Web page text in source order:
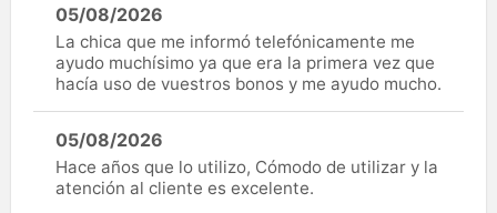
05/08/2026
La chica que me informó telefónicamente me
ayudo muchísimo ya que era la primera vez que
hacía uso de vuestros bonos y me ayudo mucho.
05/08/2026
Hace años que lo utilizo, Cómodo de utilizar y la
atención al cliente es excelente.